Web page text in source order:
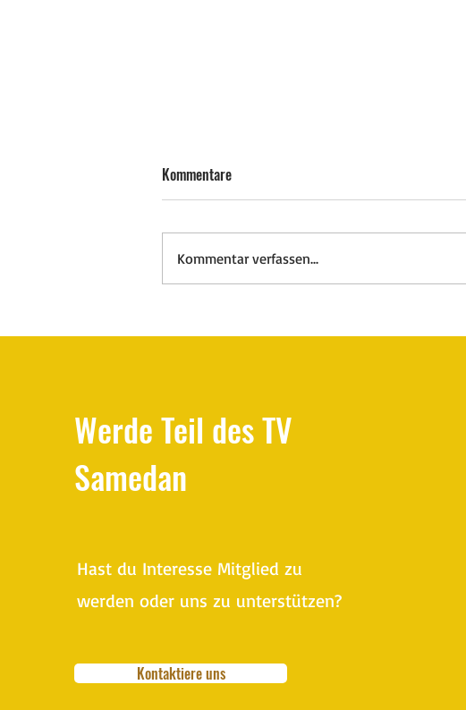
2025/26
Kommentare
Kommentar verfassen...
Werde Teil des TV
Samedan
Hast du Interesse Mitglied zu
werden oder uns zu unterstützen?
Kontaktiere uns